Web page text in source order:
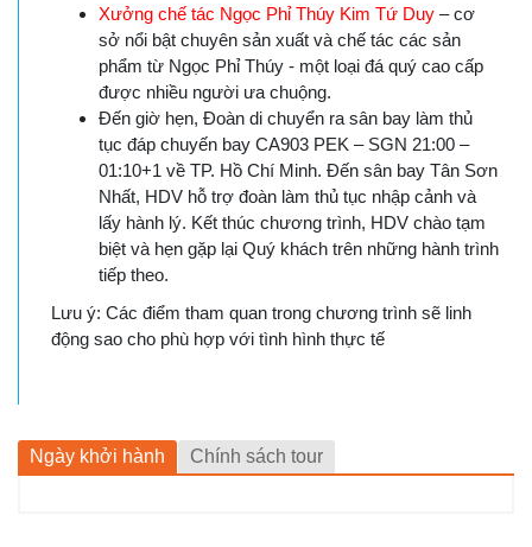
Xưởng chế tác Ngọc Phỉ Thúy Kim Tứ Duy – cơ
sở nổi bật chuyên sản xuất và chế tác các sản
phẩm từ Ngọc Phỉ Thúy - một loại đá quý cao cấp
được nhiều người ưa chuộng.
Đến giờ hẹn, Đoàn di chuyển ra sân bay làm thủ
tục đáp chuyến bay CA903 PEK – SGN 21:00 –
01:10+1 về TP. Hồ Chí Minh. Đến sân bay Tân Sơn
Nhất, HDV hỗ trợ đoàn làm thủ tục nhập cảnh và
lấy hành lý. Kết thúc chương trình, HDV chào tạm
biệt và hẹn gặp lại Quý khách trên những hành trình
tiếp theo.
Lưu ý: Các điểm tham quan trong chương trình sẽ linh
động sao cho phù hợp với tình hình thực tế
Ngày khởi hành Chính sách tour